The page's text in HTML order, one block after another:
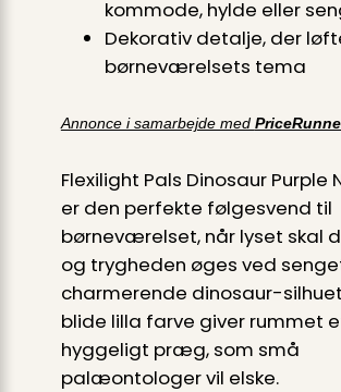
kommode, hylde eller
Dekorativ detalje, der
børneværelsets tema
Annonce i samarbejde med
Flexilight Pals Dinosaur Purple
er den perfekte følgesvend til
børneværelset, når lyset skal
og trygheden øges ved
charmerende dinosaur-
blide lilla farve giver rummet
hyggeligt præg, som små
palæontologer vil elske.